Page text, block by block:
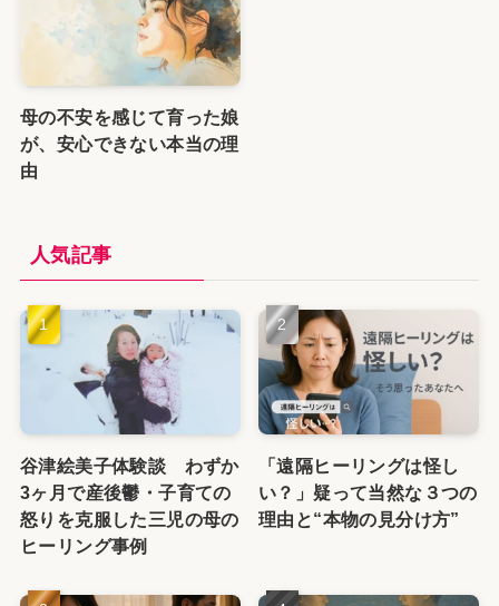
母の不安を感じて育った娘
が、安心できない本当の理
由
人気記事
谷津絵美子体験談 わずか
3ヶ月で産後鬱・子育ての
怒りを克服した三児の母の
ヒーリング事例
「遠隔ヒーリングは怪し
い？」疑って当然な３つの
理由と“本物の見分け方”